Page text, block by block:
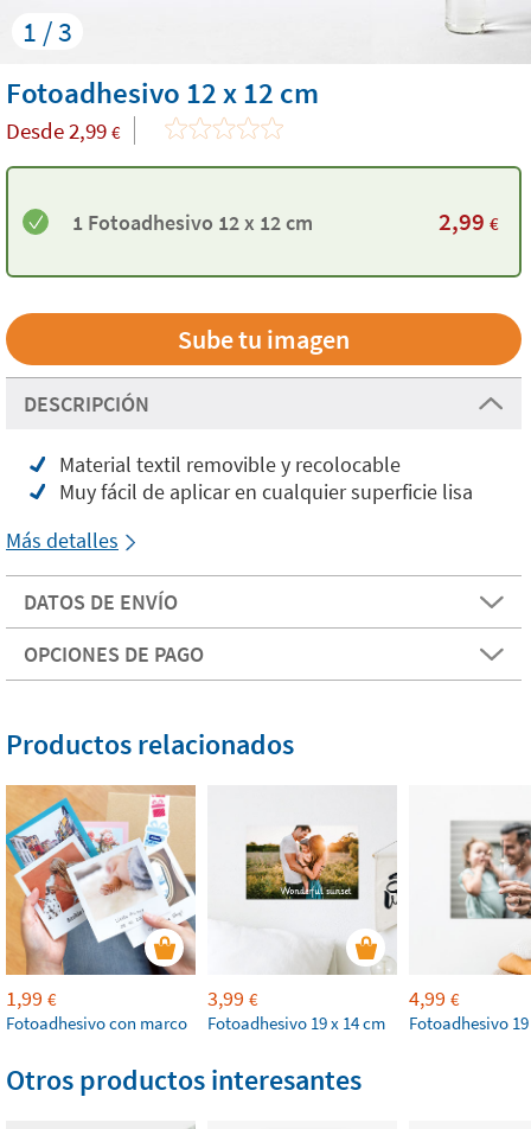
1 / 3
Fotoadhesivo 12 x 12 cm
Desde 2,99 €
1 Fotoadhesivo 12 x 12 cm 2,99 €
Sube tu imagen
DESCRIPCIÓN
Material textil removible y recolocable
Muy fácil de aplicar en cualquier superficie lisa
Más detalles
DATOS DE ENVÍO
OPCIONES DE PAGO
Productos relacionados
1,99 €
Fotoadhesivo con marco
3,99 €
Fotoadhesivo 19 x 14 cm
4,99 €
Fotoadhesivo
Otros productos interesantes